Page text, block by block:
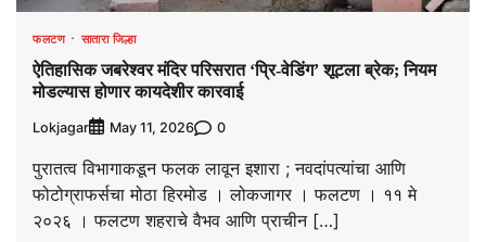
फलटण सातारा जिल्हा
ऐतिहासिक जबरेश्वर मंदिर परिसरात ‘प्रि-वेडिंग’ शूटला ब्रेक; नियम
मोडल्यास होणार कायदेशीर कारवाई
Lokjagar May 11, 2026 0
पुरातत्व विभागाकडून फलक लावून इशारा ; नवदांपत्यांचा आणि
फोटोग्राफर्सचा मोठा हिरमोड । लोकजागर । फलटण । ११ मे
२०२६ । फलटण शहराचे वैभव आणि प्राचीन […]